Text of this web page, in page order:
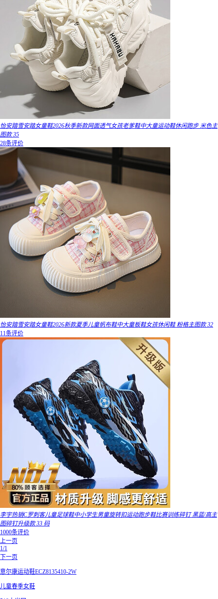
怡安踏雪安踏女童鞋2026秋季新款网面透气女孩老爹鞋中大童运动鞋休闲跑步 米色主
图款 35
28条评价
怡安踏雪安踏女童鞋2026新款夏季儿童帆布鞋中大童板鞋女孩休闲鞋 粉格主图款 32
11条评价
李宇热销C罗刺客儿童足球鞋中小学生男童旋转扣运动跑步鞋比赛训练碎钉 黑蓝/高主
图碎钉升级款 33 码
1000条评价
上一页
1/1
下一页
意尔康运动鞋ECZ8135410-2W
儿童春季女鞋